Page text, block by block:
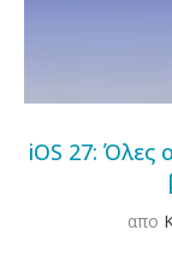
iOS 27: Όλες
απο